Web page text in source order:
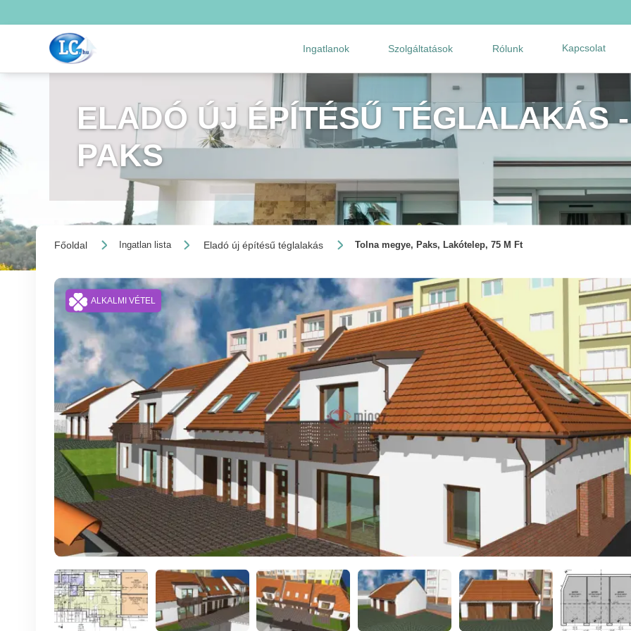
Ingatlanok Szolgáltatások Rólunk Kapcsolat
ELADÓ ÚJ ÉPÍTÉSŰ TÉGLALAKÁS -
PAKS
Főoldal Ingatlan lista Eladó új építésű téglalakás Tolna megye, Paks, Lakótelep, 75 M Ft
ALKALMI VÉTEL